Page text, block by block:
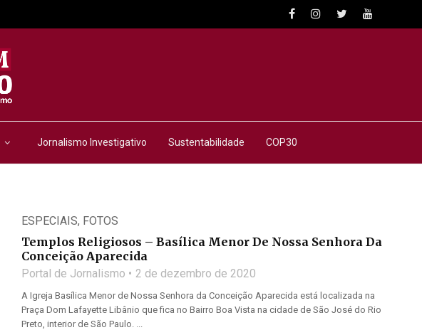
Jornalismo Investigativo Sustentabilidade COP30
ESPECIAIS, FOTOS
Templos Religiosos – Basílica Menor De Nossa Senhora Da
Conceição Aparecida
Portal de Jornalismo 2 de dezembro de 2020
A Igreja Basílica Menor de Nossa Senhora da Conceição Aparecida está localizada na
Praça Dom Lafayette Libânio que fica no Bairro Boa Vista na cidade de São José do Rio
Preto, interior de São Paulo. ...